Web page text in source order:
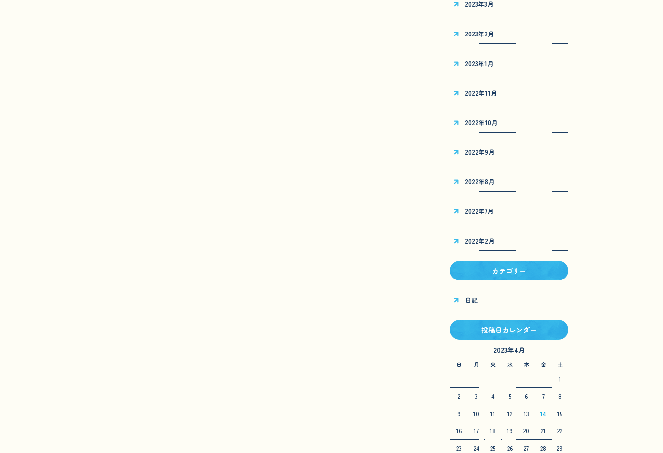
2023年3月
2023年2月
2023年1月
2022年11月
2022年10月
2022年9月
2022年8月
2022年7月
2022年2月
カテゴリー
日記
投稿日カレンダー
2023年4月
日 月 火 水 木 金 土
1
2 3 4 5 6 7 8
9 10 11 12 13 14 15
16 17 18 19 20 21 22
23 24 25 26 27 28 29